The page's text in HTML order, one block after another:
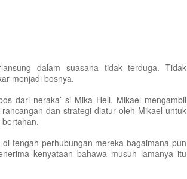
dalam suasana tidak terduga. Tidak
menjadi bosnya.
dari neraka’ si Mika Hell. Mikael mengambil
dan strategi diatur oleh Mikael untuk
tengah perhubungan mereka bagaimana pun
kenyataan bahawa musuh lamanya itu